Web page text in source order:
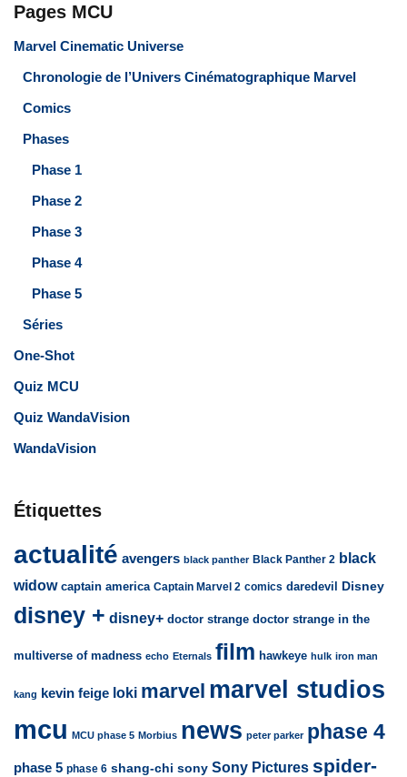
Pages MCU
Marvel Cinematic Universe
Chronologie de l’Univers Cinématographique Marvel
Comics
Phases
Phase 1
Phase 2
Phase 3
Phase 4
Phase 5
Séries
One-Shot
Quiz MCU
Quiz WandaVision
WandaVision
Étiquettes
actualité avengers black panther Black Panther 2 black
widow captain america Captain Marvel 2 comics daredevil Disney
disney + disney+ doctor strange doctor strange in the
multiverse of madness echo Eternals film hawkeye hulk iron man
kang kevin feige loki marvel marvel studios
mcu MCU phase 5 Morbius news peter parker phase 4
phase 5 phase 6 shang-chi sony Sony Pictures spider-